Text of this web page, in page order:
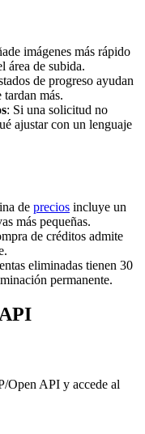
imágenes más rápido
área de subida.
de progreso ayudan
tardan más.
: Si una solicitud no
ajustar con un lenguaje
de precios incluye un
más pequeñas.
de créditos admite
eliminadas tienen 30
permanente.
Open API y accede al